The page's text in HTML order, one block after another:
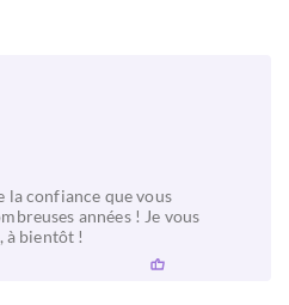
la confiance que vous
années ! Je vous
à bientôt !